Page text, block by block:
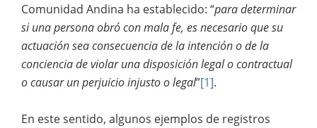
Comunidad Andina ha establecido: “para determinar
si una persona obró con mala fe, es necesario que su
actuación sea consecuencia de la intención o de la
conciencia de violar una disposición legal o contractual
o causar un perjuicio injusto o legal”[1].
En este sentido, algunos ejemplos de registros